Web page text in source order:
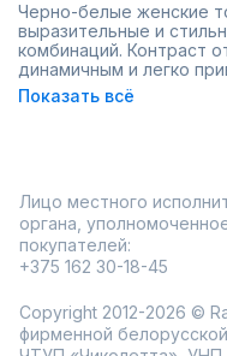
Черно-белые женские
выразительные и
комбинаций. Контраст
динамичным и легко
подходят для
встреч, сочетаясь с
спокойные базовые
решения для тех, кто
актуальные фасоны
модели в
выгодные акции и
Черно-белый топик
Показать всё
Лицо местного
органа,
покупателей:
+375 162 30-18-45
Copyright 2012-2026 ©
фирменной